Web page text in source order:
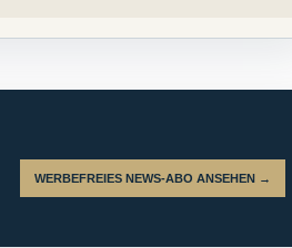
WERBEFREIES NEWS-ABO ANSEHEN →